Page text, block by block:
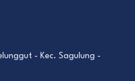
- Kec. Sagulung -